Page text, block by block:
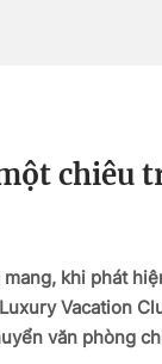
chiêu
khi phát
Vacation
văn phòng